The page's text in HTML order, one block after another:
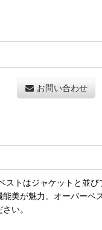
お問い合わせ
トはジャケットと並
美が魅力。オーバー
い。